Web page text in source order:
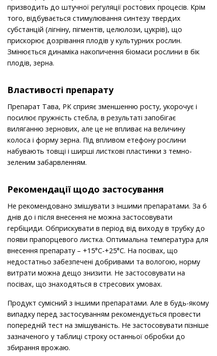
призводить до штучної регуляції ростових процесів. Крім
того, відбувається стимулювання синтезу твердих
субстанцій (лігніну, пігментів, целюлози, цукрів), що
прискорює дозрівання плодів у культурних рослин.
Змінюється динаміка накопичення біомаси рослини в бік
плодів, зерна.
Властивості препарату
Препарат Тава, РК сприяє зменшенню росту, укорочує і
посилює пружність стебла, в результаті запобігає
виляганню зернових, але це не впливає на величину
колоса і форму зерна. Під впливом етефону рослини
набувають товщі і ширші листкові пластинки з темно-
зеленим забарвленням.
Рекомендації щодо застосування
Не рекомендовано змішувати з іншими препаратами. За 6
днів до і після внесення не можна застосовувати
гербіциди. Обприскувати в період від виходу в трубку до
появи прапорцевого листка. Оптимальна температура для
внесення препарату – +15°С-+25°С. На посівах, що
недостатньо забезпечені добривами та вологою, норму
витрати можна дещо знизити. Не застосовувати на
посівах, що знаходяться в стресових умовах.
Продукт сумісний з іншими препаратами. Але в будь-якому
випадку перед застосуванням рекомендується провести
попередній тест на змішуваність. Не застосовувати пізніше
зазначеного у таблиці строку останньої обробки до
збирання врожаю.